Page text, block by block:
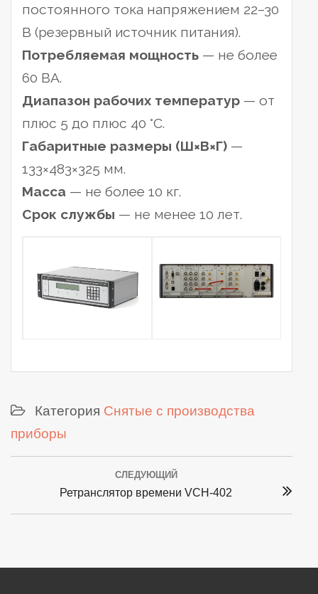
постоянного тока напряжением 22–30
В (резервный источник питания).
Потребляемая мощность — не более
60 ВА.
Диапазон рабочих температур — от
плюс 5 до плюс 40 °С.
Габаритные размеры (Ш×В×Г) —
133×483×325 мм.
Масса — не более 10 кг.
Срок службы — не менее 10 лет.
Категория Снятые с производства
приборы
navigation
СЛЕДУЮЩИЙ
Next
post:
Ретранслятор времени VCH-402